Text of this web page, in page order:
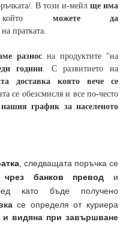
. В този и-мейл ще има
можете да
на пратката
разнос на продуктите "на
години . С развитието на
доставка която вече се
се обезсмисля и все по-често
график за населеното
следващата поръчка се
чрез банков превод и
като бъде получено
се определя от куриера
видяна при завършване